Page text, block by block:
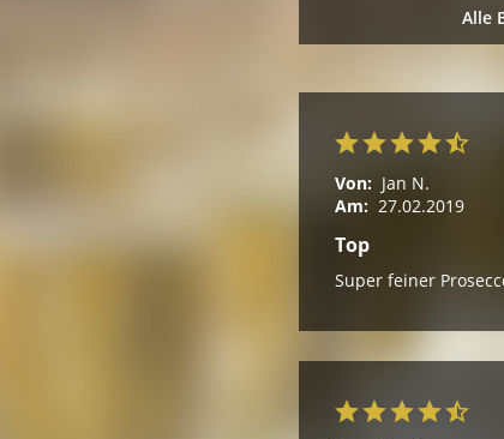
Alle
Von: Jan N.
Am: 27.02.2019
Top
Super feiner